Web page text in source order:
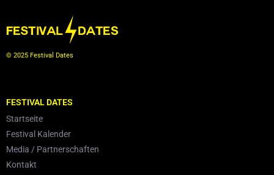
© 2025 Festival Dates
FESTIVAL DATES
Startseite
Festival Kalender
Media / Partnerschaften
Kontakt